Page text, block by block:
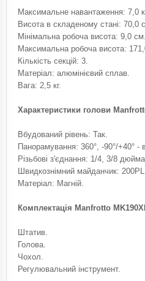
Максимальне навантаження: 7,0
Висота в складеному стані: 70,0
Мінімальна робоча висота: 9,0 см.
Максимальна робоча висота:
Кількість секцій: 3.
Матеріал: алюмінієвий сплав.
Вага: 2,5 кг.
Характеристики голови
Вбудований рівень: Так.
Панорамування: 360°, -90°/+40° -
Різьбові з'єднання: 1/4, 3/8 дюйма.
Швидкознімний майданчик: 200PL.
Матеріал: Магній.
Комплектація Manfrotto
Штатив.
Голова.
Чохол.
Регулювальний інструмент.